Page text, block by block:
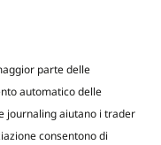
parte delle
automatico delle
journaling aiutano i trader
consentono di